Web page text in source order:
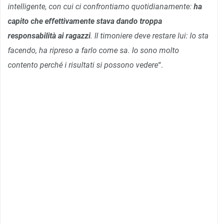
intelligente, con cui ci confrontiamo quotidianamente: ha
capito che effettivamente stava dando troppa
responsabilità ai ragazzi. Il timoniere deve restare lui: lo sta
facendo, ha ripreso a farlo come sa. Io sono molto
contento perché i risultati si possono vedere“.